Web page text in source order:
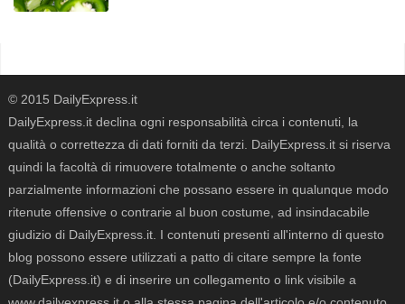
© 2015 DailyExpress.it
DailyExpress.it declina ogni responsabilità circa i contenuti, la
qualità o correttezza di dati forniti da terzi. DailyExpress.it si riserva
quindi la facoltà di rimuovere totalmente o anche soltanto
parzialmente informazioni che possano essere in qualunque modo
ritenute offensive o contrarie al buon costume, ad insindacabile
giudizio di DailyExpress.it. I contenuti presenti all'interno di questo
blog possono essere utilizzati a patto di citare sempre la fonte
(DailyExpress.it) e di inserire un collegamento o link visibile a